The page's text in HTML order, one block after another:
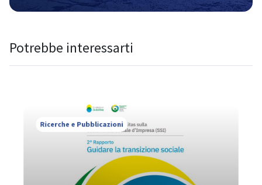
è ancora lunga
Potrebbe interessarti
Ricerche e Pubblicazioni